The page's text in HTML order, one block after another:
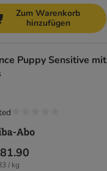
Zum Warenkorb
hinzufügen
Puppy Sensitive mit
/ kg